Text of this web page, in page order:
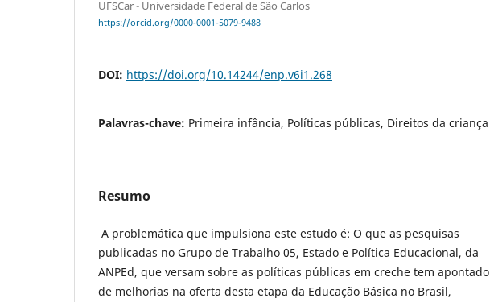
UFSCar - Universidade Federal de São Carlos
https://orcid.org/0000-0001-5079-9488
DOI: https://doi.org/10.14244/enp.v6i1.268
Palavras-chave: Primeira infância, Políticas públicas, Direitos da criança
Resumo
A problemática que impulsiona este estudo é: O que as pesquisas
publicadas no Grupo de Trabalho 05, Estado e Política Educacional, da
ANPEd, que versam sobre as políticas públicas em creche tem apontado
de melhorias na oferta desta etapa da Educação Básica no Brasil,